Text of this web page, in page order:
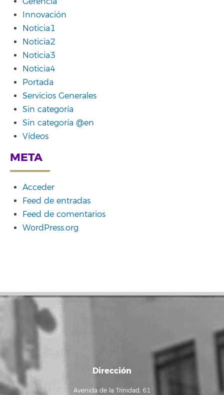
Innovación
Noticia1
Noticia2
Noticia3
Noticia4
Portada
Servicios Generales
Sin categoría
Sin categoría @en
Vídeos
META
Acceder
Feed de entradas
Feed de comentarios
WordPress.org
Dirección
Avenida de la Trinidad, 61